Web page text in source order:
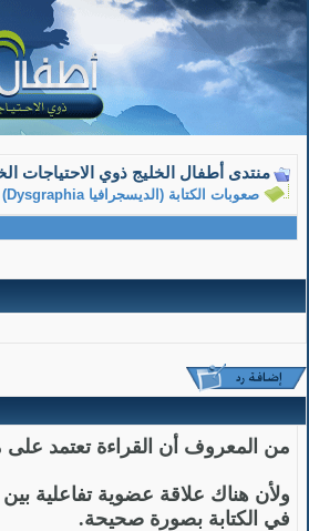
منتدى أطفال الخليج ذوي الاحتياجات
صعوبات الكتابة (الديسجرافيا Dysgraphia)
معلم متقاعد
عضو ذهبي
صعوبات الكتابة (الديسجرافيا
فهد حماد التميمي
من المعروف أن القراءة تعتمد على
ولأن هناك علاقة عضوية تفاعلية
في الكتابة بصورة صحيحة.